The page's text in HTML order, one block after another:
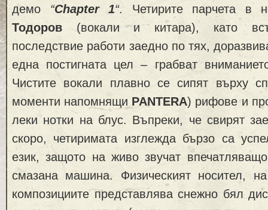
демо “Chapter 1“. Четирите парчета в
Тодоров (вокали и китара), като
последствие работи заедно по тях,
една постигната цел – грабват
Чистите вокали плавно се сипят върху
моменти напомнящи PANTERA) рифове и
леки нотки на блус. Въпреки, че свирят
скоро, четиримата изглежда бързо са
език, защото на живо звучат
смазана машина. Физическият носител,
композициите представлява снежно бял